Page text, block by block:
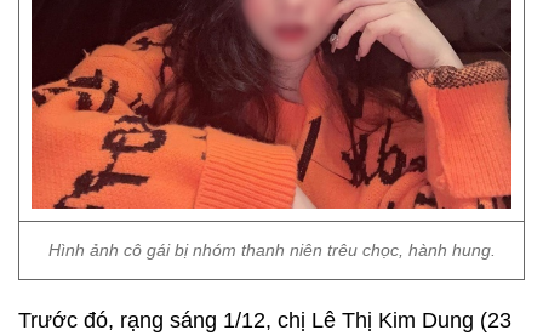
Hình ảnh cô gái bị nhóm thanh niên trêu chọc, hành hung.
Trước đó, rạng sáng 1/12, chị Lê Thị Kim Dung (23